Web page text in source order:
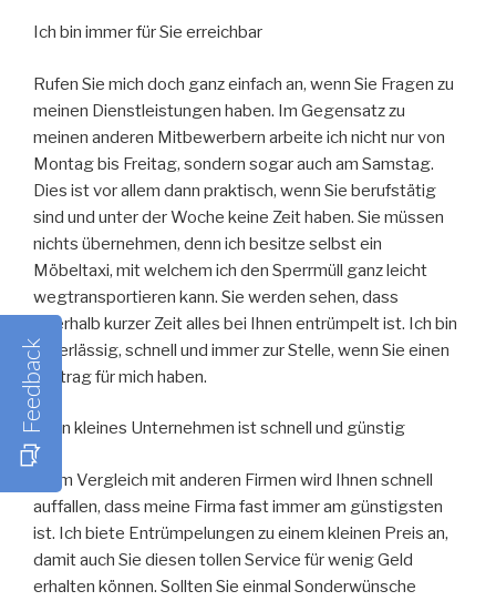
Ich bin immer für Sie erreichbar
Rufen Sie mich doch ganz einfach an, wenn Sie Fragen zu
meinen Dienstleistungen haben. Im Gegensatz zu
meinen anderen Mitbewerbern arbeite ich nicht nur von
Montag bis Freitag, sondern sogar auch am Samstag.
Dies ist vor allem dann praktisch, wenn Sie berufstätig
sind und unter der Woche keine Zeit haben. Sie müssen
nichts übernehmen, denn ich besitze selbst ein
Möbeltaxi, mit welchem ich den Sperrmüll ganz leicht
wegtransportieren kann. Sie werden sehen, dass
innerhalb kurzer Zeit alles bei Ihnen entrümpelt ist. Ich bin
zuverlässig, schnell und immer zur Stelle, wenn Sie einen
Auftrag für mich haben.
Mein kleines Unternehmen ist schnell und günstig
Beim Vergleich mit anderen Firmen wird Ihnen schnell
auffallen, dass meine Firma fast immer am günstigsten
ist. Ich biete Entrümpelungen zu einem kleinen Preis an,
damit auch Sie diesen tollen Service für wenig Geld
erhalten können. Sollten Sie einmal Sonderwünsche
Feedback